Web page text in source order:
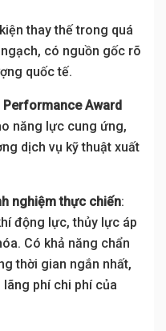
thay thế trong quá
có nguồn gốc rõ
quốc tế.
Award
năng lực cung ứng,
dịch vụ kỹ thuật xuất
nghiệm thực chiến:
động lực, thủy lực áp
Có khả năng chẩn
thời gian ngắn nhất,
lãng phí chi phí của